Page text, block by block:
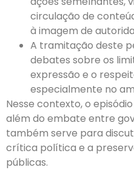
circulação de
à imagem de
A tramitação deste
debates sobre os
expressão e o
especialmente no
Nesse contexto, o
além do embate entre
também serve para
crítica política e a
públicas.